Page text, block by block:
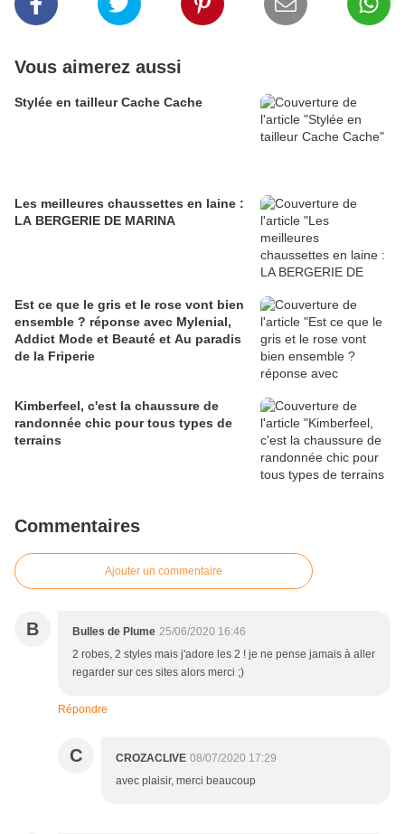
Vous aimerez aussi
Stylée en tailleur Cache Cache
Les meilleures chaussettes en laine :
LA BERGERIE DE MARINA
Est ce que le gris et le rose vont bien
ensemble ? réponse avec Mylenial,
Addict Mode et Beauté et Au paradis
de la Friperie
Kimberfeel, c'est la chaussure de
randonnée chic pour tous types de
terrains
Commentaires
Ajouter un commentaire
B Bulles de Plume 25/06/2020 16:46
2 robes, 2 styles mais j'adore les 2 ! je ne pense jamais à aller
regarder sur ces sites alors merci ;)
Répondre
C CROZACLIVE 08/07/2020 17:29
avec plaisir, merci beaucoup